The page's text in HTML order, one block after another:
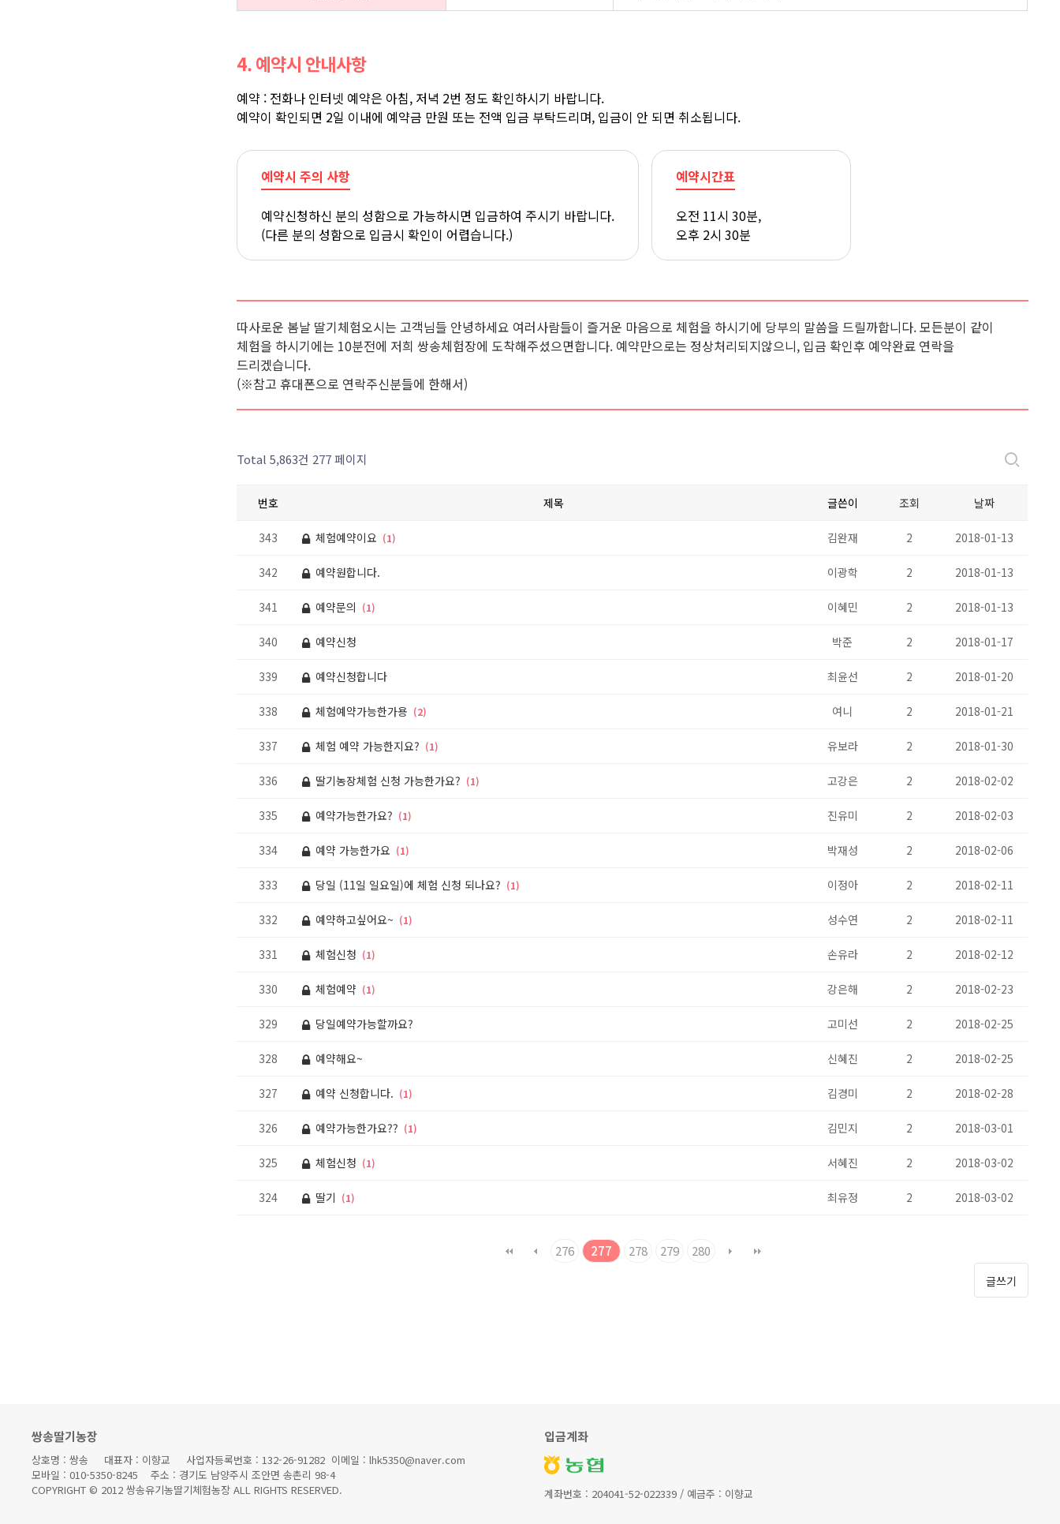
4. 예약시 안내사항
예약 : 전화나 인터넷 예약은 아침, 저녁 2번 정도 확인하시기 바랍니다.
예약이 확인되면 2일 이내에 예약금 만원 또는 전액 입금 부탁드리며, 입금이 안 되면 취소됩니다.
예약시 주의 사항
예약신청하신 분의 성함으로 가능하시면 입금하여 주시기 바랍니다.
(다른 분의 성함으로 입금시 확인이 어렵습니다.)
예약시간표
오전 11시 30분,
오후 2시 30분
따사로운 봄날 딸기체험오시는 고객님들 안녕하세요 여러사람들이 즐거운 마음으로 체험을 하시기에 당부의 말씀을 드릴까합니다. 모든분이 같이
체험을 하시기에는 10분전에 저희 쌍송체험장에 도착해주셨으면합니다. 예약만으로는 정상처리되지않으니, 입금 확인후 예약완료 연락을
드리겠습니다.
(※참고 휴대폰으로 연락주신분들에 한해서)
Total 5,863건 277 페이지
번호 제목 글쓴이 조회 날짜
343 체험예약이요 (1) 김완재 2 2018-01-13
342 예약원합니다. 이광학 2 2018-01-13
341 예약문의 (1) 이혜민 2 2018-01-13
340 예약신청 박준 2 2018-01-17
339 예약신청합니다 최윤선 2 2018-01-20
338 체험예약가능한가용 (2) 여니 2 2018-01-21
337 체험 예약 가능한지요? (1) 유보라 2 2018-01-30
336 딸기농장체험 신청 가능한가요? (1) 고강은 2 2018-02-02
335 예약가능한가요? (1) 진유미 2 2018-02-03
334 예약 가능한가요 (1) 박재성 2 2018-02-06
333 당일 (11일 일요일)에 체험 신청 되나요? (1) 이정아 2 2018-02-11
332 예약하고싶어요~ (1) 성수연 2 2018-02-11
331 체험신청 (1) 손유라 2 2018-02-12
330 체험예약 (1) 강은해 2 2018-02-23
329 당일예약가능할까요? 고미선 2 2018-02-25
328 예약해요~ 신혜진 2 2018-02-25
327 예약 신청합니다. (1) 김경미 2 2018-02-28
326 예약가능한가요?? (1) 김민지 2 2018-03-01
325 체험신청 (1) 서혜진 2 2018-03-02
324 딸기 (1) 최유정 2 2018-03-02
276 277 278 279 280
글쓰기
쌍송딸기농장
상호명 : 쌍송 대표자 : 이향교 사업자등록번호 : 132-26-91282 이메일 : lhk5350@naver.com
모바일 : 010-5350-8245 주소 : 경기도 남양주시 조안면 송촌리 98-4
COPYRIGHT © 2012 쌍송유기농딸기체험농장 ALL RIGHTS RESERVED.
입금계좌
계좌번호 : 204041-52-022339 / 예금주 : 이향교